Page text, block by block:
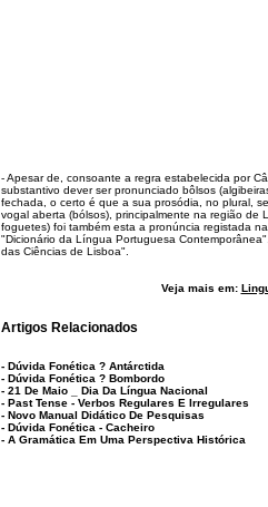
- Apesar de, consoante a regra estabelecida por
substantivo dever ser pronunciado bôlsos
fechada, o certo é que a sua prosódia, no plural,
vogal aberta (bólsos), principalmente na região de
foguetes) foi também esta a pronúncia registada
"Dicionário da Língua Portuguesa
das Ciências de Lisboa".
Veja mais em:
Artigos Relacionados
- Dúvida Fonética ? Antárctida
- Dúvida Fonética ? Bombordo
- 21 De Maio _ Dia Da Língua Nacional
- Past Tense - Verbos Regulares E Irregulares
- Novo Manual Didático De Pesquisas
- Dúvida Fonética - Cacheiro
- A Gramática Em Uma Perspectiva Histórica